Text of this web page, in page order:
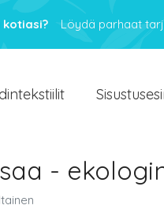
Löydä parhaat
-